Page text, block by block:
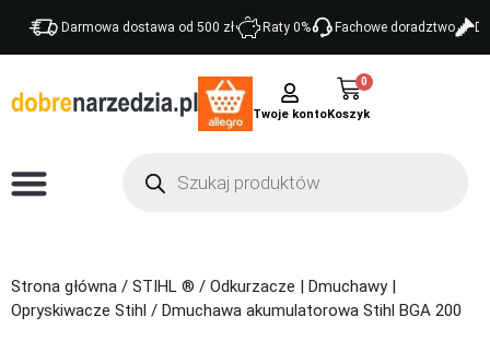
Darmowa dostawa od 500 zł Raty 0% Fachowe doradztwo
Twoje konto
0
Strona główna / STIHL ® / Odkurzacze | Dmuchawy |
Opryskiwacze Stihl / Dmuchawa akumulatorowa Stihl BGA 200